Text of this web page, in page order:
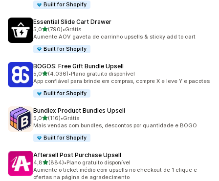
Built for Shopify
Essential Slide Cart Drawer
5,0de 5 estrelas
(790)
790 avaliações ao todo
•Grátis
Aumente AOV gaveta de carrinho upsells & sticky add to cart
Built for Shopify
BOGOS: Free Gift Bundle Upsell
5,0de 5 estrelas
(4.036)
4036 avaliações ao todo
•Plano gratuito disponível
App confiável para brinde em compras, compre X e leve Y e pacotes
Built for Shopify
Bundlex Product Bundles Upsell
5,0de 5 estrelas
(116)
116 avaliações ao todo
•Grátis
Mais vendas com bundles, descontos por quantidade e BOGO
Built for Shopify
Aftersell Post Purchase Upsell
4,8de 5 estrelas
(884)
884 avaliações ao todo
•Plano gratuito disponível
Aumente o ticket médio com upsells no checkout de 1 clique e
ofertas na página de agradecimento